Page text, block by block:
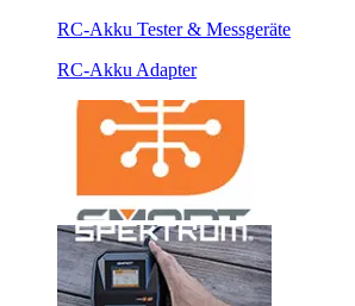
RC-Akku Tester & Messgeräte
RC-Akku Adapter